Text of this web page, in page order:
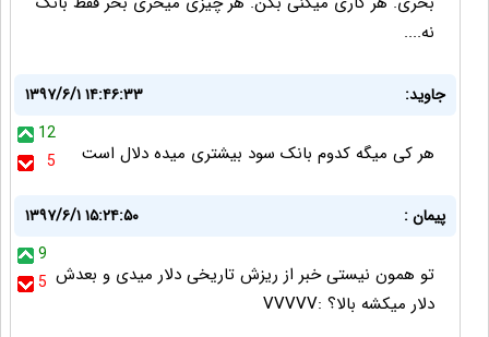
نه....
جاوید:
۱۳۹۷/۶/۱ ۱۴:۴۶:۳۳
12
5
هر کی میگه کدوم بانک سود بیشتری میده دلال است
پیمان :
۱۳۹۷/۶/۱ ۱۵:۲۴:۵۰
9
5 تو همون نیستی خبر از ریزش تاریخی دلار میدی و بعدش
دلار میکشه بالا؟ :VVVVV